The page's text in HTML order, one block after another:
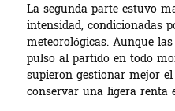
La segunda parte estuvo
intensidad, condicionadas
meteorológicas. Aunque
pulso al partido en todo
supieron gestionar mejor
conservar una ligera renta